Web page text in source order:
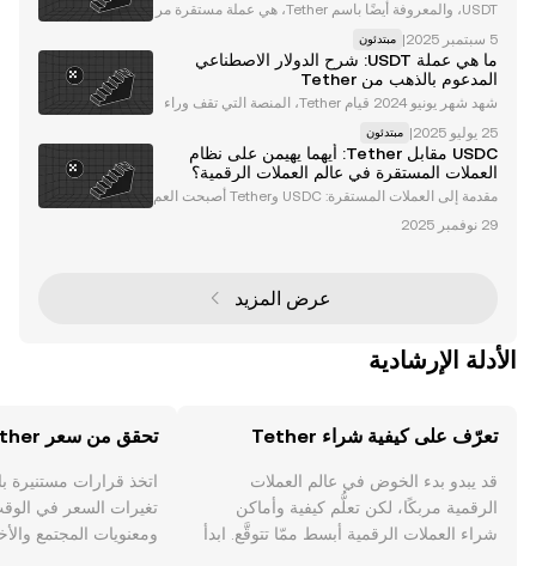
USDT، والمعروفة أيضًا باسم Tether، هي عملة مستقرة مر
، و Algorand (ALGO) ، و Solana (SOL) ، وب
| مبتدئون
ما هي عملة USDT: شرح الدولار الاصطناعي
المدعوم بالذهب من Tether
شهد شهر يونيو 2024 قيام Tether، المنصة التي تقف وراء
her Gold (XAUt). حيث يوفر الأصل ضمانات ذهبية
| مبتدئون
USDC مقابل Tether: أيهما يهيمن على نظام
العملات المستقرة في عالم العملات الرقمية؟
مقدمة إلى العملات المستقرة: USDC وTether أصبحت العم
توفر جسرًا بين الأصول الرقمية المتقلبة واستقرار العملات ا
عرض المزيد
الأدلة الإرشادية
تعرّف على كيفية شراء Tether
قد يبدو بدء الخوض في عالم العملات
الرقمية مربكًا، لكن تعلُّم كيفية وأماكن
شراء العملات الرقمية أبسط ممّا تتوقَّع. ابدأ
تحقق من سعر Tether
اتخذ قرارات
ومعنويات المجتمع